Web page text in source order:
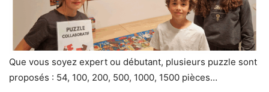
Que vous soyez expert ou débutant, plusieurs puzzle sont
proposés : 54, 100, 200, 500, 1000, 1500 pièces…